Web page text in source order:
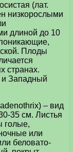
(лат.
низкорослыми
длиной до 10
Плоды
странах.
и Западный
– вид
35 см. Листья
голые,
или
беловато-